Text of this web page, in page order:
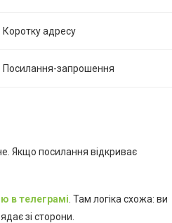
Коротку адресу
Посилання-запрошення
Якщо посилання відкриває
в телеграмі . Там логіка схожа: ви
зі сторони.